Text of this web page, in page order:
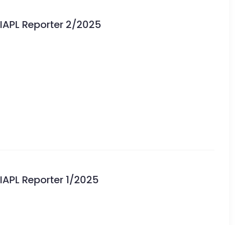
IAPL Reporter 2/2025
IAPL Reporter 1/2025